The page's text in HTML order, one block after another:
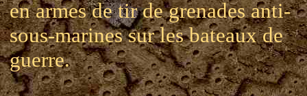
en armes de tir de grenades anti-
sous-marines sur les bateaux de
guerre.